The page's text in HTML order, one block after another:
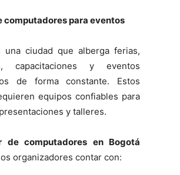
computadores para eventos
una ciudad que alberga ferias,
capacitaciones y eventos
de forma constante. Estos
equipos confiables para
y talleres.
de computadores en Bogotá
organizadores contar con: